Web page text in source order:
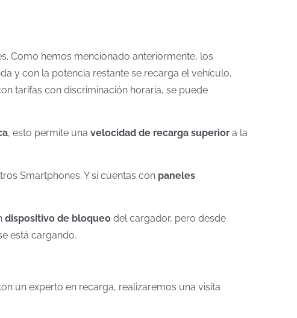
Como hemos mencionado anteriormente, los
y con la potencia restante se recarga el vehículo,
tarifas con discriminación horaria, se puede
, esto permite una velocidad de recarga superior a la
Smartphones. Y si cuentas con paneles
dispositivo de bloqueo del cargador, pero desde
está cargando.
un experto en recarga, realizaremos una visita